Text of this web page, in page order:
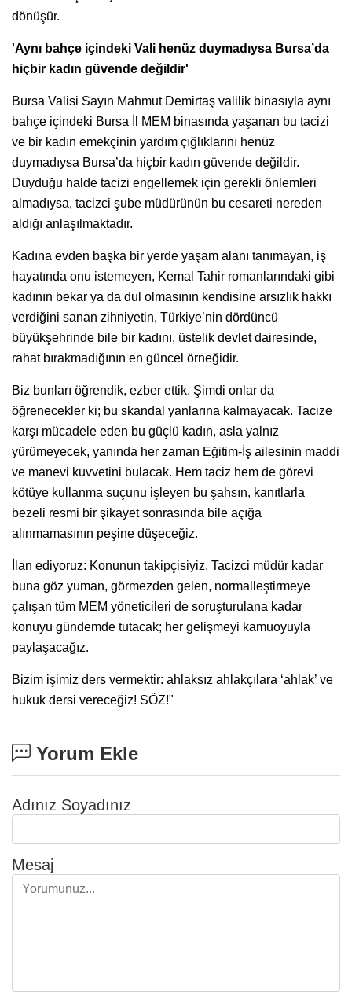
dönüşür.
'Aynı bahçe içindeki Vali henüz duymadıysa Bursa’da
hiçbir kadın güvende değildir'
Bursa Valisi Sayın Mahmut Demirtaş valilik binasıyla aynı
bahçe içindeki Bursa İl MEM binasında yaşanan bu tacizi
ve bir kadın emekçinin yardım çığlıklarını henüz
duymadıysa Bursa’da hiçbir kadın güvende değildir.
Duyduğu halde tacizi engellemek için gerekli önlemleri
almadıysa, tacizci şube müdürünün bu cesareti nereden
aldığı anlaşılmaktadır.
Kadına evden başka bir yerde yaşam alanı tanımayan, iş
hayatında onu istemeyen, Kemal Tahir romanlarındaki gibi
kadının bekar ya da dul olmasının kendisine arsızlık hakkı
verdiğini sanan zihniyetin, Türkiye’nin dördüncü
büyükşehrinde bile bir kadını, üstelik devlet dairesinde,
rahat bırakmadığının en güncel örneğidir.
Biz bunları öğrendik, ezber ettik. Şimdi onlar da
öğrenecekler ki; bu skandal yanlarına kalmayacak. Tacize
karşı mücadele eden bu güçlü kadın, asla yalnız
yürümeyecek, yanında her zaman Eğitim-İş ailesinin maddi
ve manevi kuvvetini bulacak. Hem taciz hem de görevi
kötüye kullanma suçunu işleyen bu şahsın, kanıtlarla
bezeli resmi bir şikayet sonrasında bile açığa
alınmamasının peşine düşeceğiz.
İlan ediyoruz: Konunun takipçisiyiz. Tacizci müdür kadar
buna göz yuman, görmezden gelen, normalleştirmeye
çalışan tüm MEM yöneticileri de soruşturulana kadar
konuyu gündemde tutacak; her gelişmeyi kamuoyuyla
paylaşacağız.
Bizim işimiz ders vermektir: ahlaksız ahlakçılara ‘ahlak’ ve
hukuk dersi vereceğiz! SÖZ!"
Yorum Ekle
Adınız Soyadınız
Mesaj